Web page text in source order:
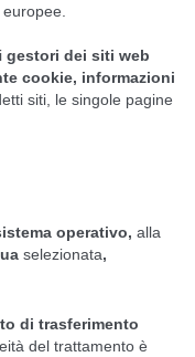
gestori dei siti web
cookie, informazioni
siti, le singole pagine
operativo, alla
selezionata,
di trasferimento
del trattamento è